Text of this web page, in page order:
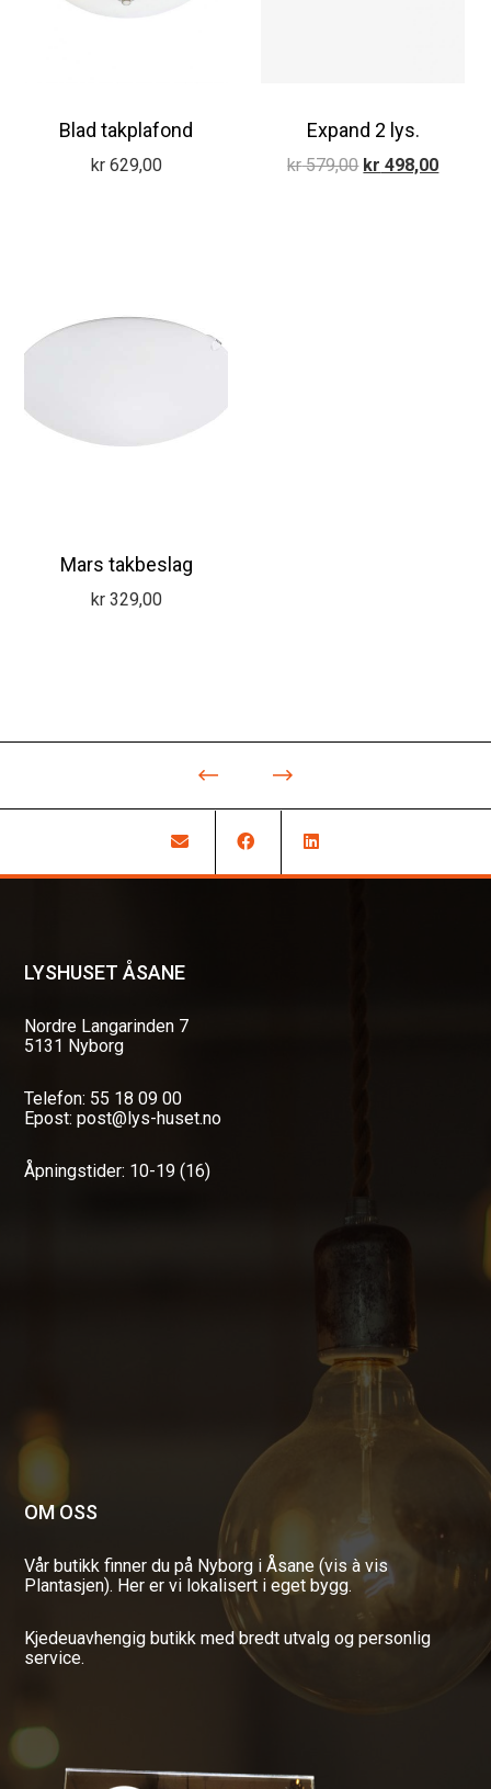
Blad takplafond
kr629,00
Expand 2 lys.
kr579,00 Opprinnelig
kr 498,00
Mars takbeslag
kr329,00
LYSHUSET ÅSANE
Nordre Langarinden 7
5131 Nyborg
Telefon: 55 18 09 00
Epost: post@lys-huset.no
Åpningstider: 10-19 (16)
OM OSS
Vår butikk finner du på Nyborg i Åsane (vis à vis
Plantasjen). Her er vi lokalisert i eget bygg.
Kjedeuavhengig butikk med bredt utvalg og personlig
service.